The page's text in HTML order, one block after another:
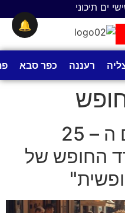
ים תיכוני
רעננה כפר סבא
פרדס חנה במקום ה – 25
החופש של
🔔